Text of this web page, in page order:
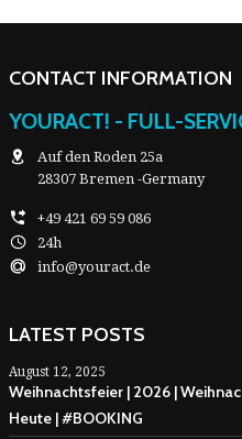
CONTACT INFORMATION
YOURACT! - FULL-
Auf den Roden 25a
28307 Bremen -Germany
+49 421 69 59 086
24h
info@youract.de
LATEST POSTS
August 12, 2025
Weihnachtsfeier | 2026 |
Heute | #BOOKING